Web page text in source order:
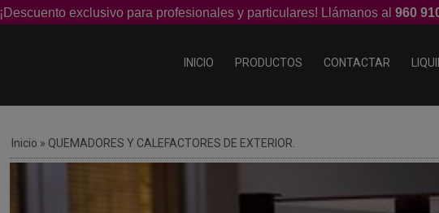
¡Descuento exclusivo para profesionales y particulares! Llámanos al 960
INICIO PRODUCTOS CONTACTAR
Inicio » QUEMADORES Y CALEFACTORES DE EXTERIOR.